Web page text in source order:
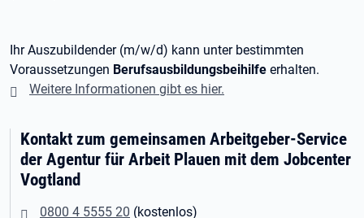
Ihr Auszubildender (m/w/d) kann unter bestimmten
Voraussetzungen Berufsausbildungsbeihilfe erhalten.
Weitere Informationen gibt es hier.
Kontakt zum gemeinsamen Arbeitgeber-Service
der Agentur für Arbeit Plauen mit dem Jobcenter
Vogtland
0800 4 5555 20 (kostenlos)